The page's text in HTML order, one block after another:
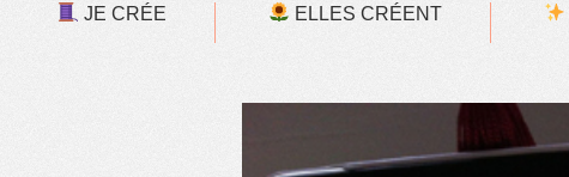
JE CRÉE ELLES CRÉENT